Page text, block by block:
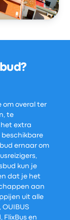
om overal ter
te
het extra
beschikbare
ernaar om
kun je
dat je het
aan
uit alle
OUIBUS
FlixBus en